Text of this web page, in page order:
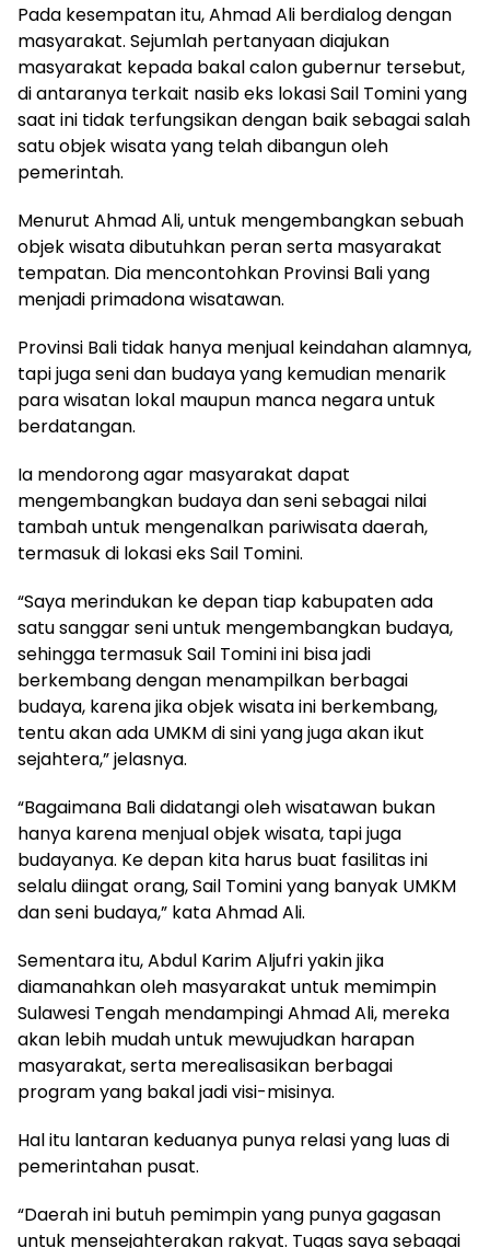
Pada kesempatan itu, Ahmad Ali berdialog dengan
masyarakat. Sejumlah pertanyaan diajukan
masyarakat kepada bakal calon gubernur tersebut,
di antaranya terkait nasib eks lokasi Sail Tomini yang
saat ini tidak terfungsikan dengan baik sebagai salah
satu objek wisata yang telah dibangun oleh
pemerintah.
Menurut Ahmad Ali, untuk mengembangkan sebuah
objek wisata dibutuhkan peran serta masyarakat
tempatan. Dia mencontohkan Provinsi Bali yang
menjadi primadona wisatawan.
Provinsi Bali tidak hanya menjual keindahan alamnya,
tapi juga seni dan budaya yang kemudian menarik
para wisatan lokal maupun manca negara untuk
berdatangan.
Ia mendorong agar masyarakat dapat
mengembangkan budaya dan seni sebagai nilai
tambah untuk mengenalkan pariwisata daerah,
termasuk di lokasi eks Sail Tomini.
“Saya merindukan ke depan tiap kabupaten ada
satu sanggar seni untuk mengembangkan budaya,
sehingga termasuk Sail Tomini ini bisa jadi
berkembang dengan menampilkan berbagai
budaya, karena jika objek wisata ini berkembang,
tentu akan ada UMKM di sini yang juga akan ikut
sejahtera,” jelasnya.
“Bagaimana Bali didatangi oleh wisatawan bukan
hanya karena menjual objek wisata, tapi juga
budayanya. Ke depan kita harus buat fasilitas ini
selalu diingat orang, Sail Tomini yang banyak UMKM
dan seni budaya,” kata Ahmad Ali.
Sementara itu, Abdul Karim Aljufri yakin jika
diamanahkan oleh masyarakat untuk memimpin
Sulawesi Tengah mendampingi Ahmad Ali, mereka
akan lebih mudah untuk mewujudkan harapan
masyarakat, serta merealisasikan berbagai
program yang bakal jadi visi-misinya.
Hal itu lantaran keduanya punya relasi yang luas di
pemerintahan pusat.
“Daerah ini butuh pemimpin yang punya gagasan
untuk mensejahterakan rakyat. Tugas saya sebagai